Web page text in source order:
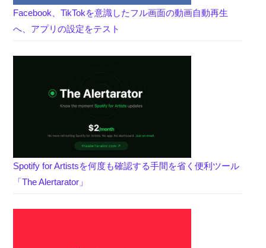
Facebook、TikTokを意識したフル画面の動画自動再生
へ、アプリの設定をテスト
Spotify for Artistsを何度も確認する手間を省く便利ツール
「The Alertarator」